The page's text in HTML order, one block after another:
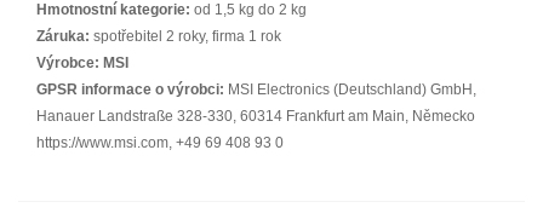
Hmotnostní kategorie: od 1,5 kg do 2 kg
Záruka: spotřebitel 2 roky, firma 1 rok
Výrobce: MSI
GPSR informace o výrobci: MSI Electronics (Deutschland) GmbH,
Hanauer Landstraße 328-330, 60314 Frankfurt am Main, Německo
https://www.msi.com, +49 69 408 93 0